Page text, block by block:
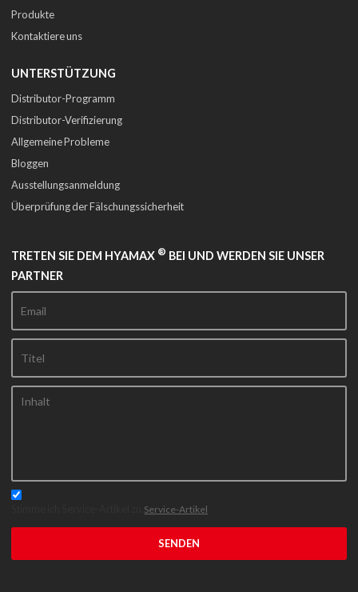
Produkte
Kontaktiere uns
UNTERSTÜTZUNG
Distributor-Programm
Distributor-Verifizierung
Allgemeine Probleme
Bloggen
Ausstellungsanmeldung
Überprüfung der Fälschungssicherheit
TRETEN SIE DEM HYAMAX ® BEI UND WERDEN SIE UNSER
PARTNER
Service-Artikel
SENDEN